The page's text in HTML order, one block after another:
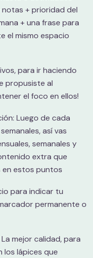
+ prioridad del
+ una frase para
el mismo espacio
para ir haciendo
propusiste al
el foco en ellos!
Luego de cada
así vas
semanales y
extra que
en estos puntos
para indicar tu
permanente o
mejor calidad, para
los lápices que